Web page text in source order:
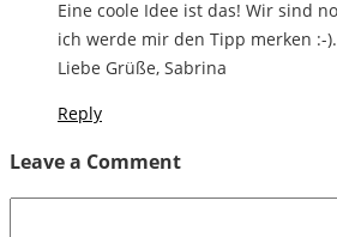
Eine coole Idee ist das! Wir sind
ich werde mir den Tipp merken :-).
Liebe Grüße, Sabrina
Reply
Leave a Comment